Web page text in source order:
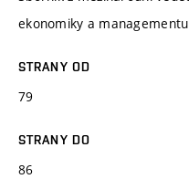
ekonomiky a
STRANY OD
79
STRANY DO
86